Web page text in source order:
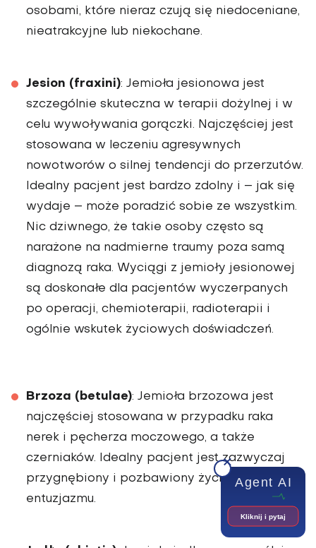
osobami, które nieraz czują się niedoceniane,
nieatrakcyjne lub niekochane.
Jesion (fraxini): Jemioła jesionowa jest
szczególnie skuteczna w terapii dożylnej i w
celu wywoływania gorączki. Najczęściej jest
stosowana w leczeniu agresywnych
nowotworów o silnej tendencji do przerzutów.
Idealny pacjent jest bardzo zdolny i – jak się
wydaje – może poradzić sobie ze wszystkim.
Nic dziwnego, że takie osoby często są
narażone na nadmierne traumy poza samą
diagnozą raka. Wyciągi z jemioły jesionowej
są doskonałe dla pacjentów wyczerpanych
po operacji, chemioterapii, radioterapii i
ogólnie wskutek życiowych doświadczeń.
Brzoza (betulae): Jemioła brzozowa jest
najczęściej stosowana w przypadku raka
nerek i pęcherza moczowego, a także
czerniaków. Idealny pacjent jest zazwyczaj
przygnębiony i pozbawiony życiowego
entuzjazmu.
Agent AI
Kliknij i pytaj